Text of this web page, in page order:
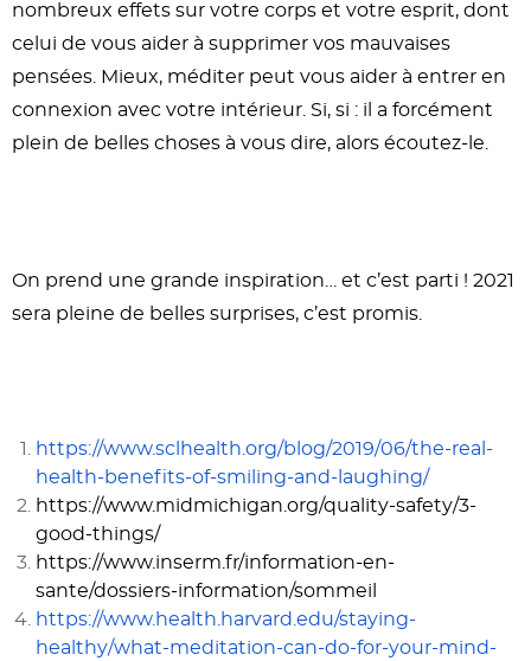
nombreux effets sur votre corps et votre esprit, dont
celui de vous aider à supprimer vos mauvaises
pensées. Mieux, méditer peut vous aider à entrer en
connexion avec votre intérieur. Si, si : il a forcément
plein de belles choses à vous dire, alors écoutez-le.
On prend une grande inspiration… et c’est parti ! 2021
sera pleine de belles surprises, c’est promis.
https://www.sclhealth.org/blog/2019/06/the-real-
health-benefits-of-smiling-and-laughing/
https://www.midmichigan.org/quality-safety/3-
good-things/
https://www.inserm.fr/information-en-
sante/dossiers-information/sommeil
https://www.health.harvard.edu/staying-
healthy/what-meditation-can-do-for-your-mind-